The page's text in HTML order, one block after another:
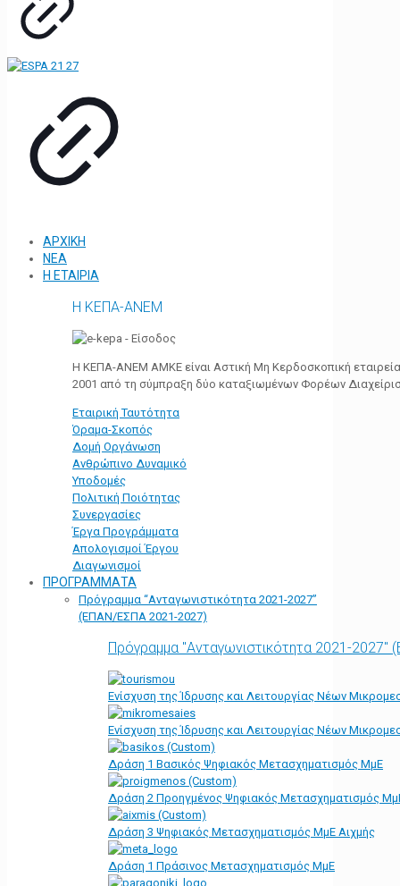
ΑΡΧΙΚΗ
ΝΕΑ
Η ΕΤΑΙΡΙΑ
Η ΚΕΠΑ-ΑΝΕΜ
Η ΚΕΠΑ-ΑΝΕΜ ΑΜΚΕ είναι Αστική Μη Κερδοσκοπική
2001 από τη σύμπραξη δύο καταξιωμένων Φορέων
Εταιρική Ταυτότητα
Όραμα-Σκοπός
Δομή Οργάνωση
Ανθρώπινο Δυναμικό
Υποδομές
Πολιτική Ποιότητας
Συνεργασίες
Έργα Προγράμματα
Απολογισμοί Έργου
Διαγωνισμοί
ΠΡΟΓΡΑΜΜΑΤΑ
Πρόγραμμα “Ανταγωνιστικότητα 2021-2027”
(ΕΠΑΝ/ΕΣΠΑ 2021-2027)
Πρόγραμμα "Ανταγωνιστικότητα 2021-
Ενίσχυση της Ίδρυσης και Λειτουργίας Νέων
Ενίσχυση της Ίδρυσης και Λειτουργίας Νέων
Δράση 1 Βασικός Ψηφιακός Μετασχηματισμός ΜμΕ
Δράση 2 Προηγμένος Ψηφιακός Μετασχηματισμός
Δράση 3 Ψηφιακός Μετασχηματισμός ΜμΕ Αιχμής
Δράση 1 Πράσινος Μετασχηματισμός ΜμΕ